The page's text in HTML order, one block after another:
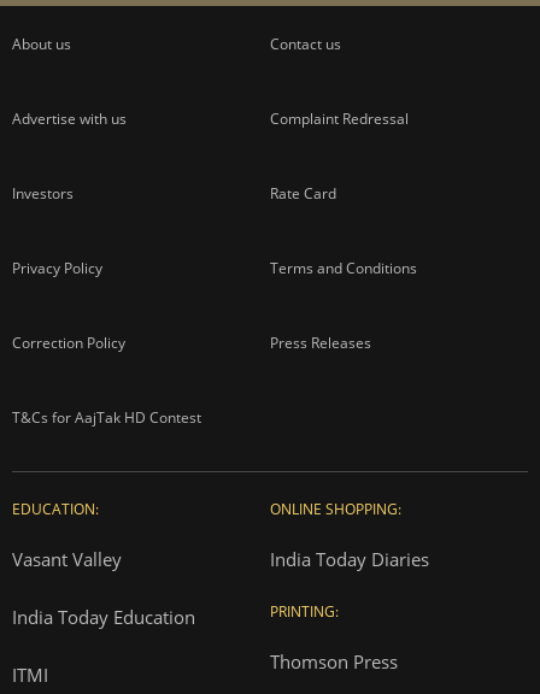
About us Contact us
Advertise with us Complaint Redressal
Investors Rate Card
Privacy Policy Terms and Conditions
Correction Policy Press Releases
T&Cs for AajTak HD Contest
EDUCATION:
Vasant Valley
India Today Education
ITMI
ONLINE SHOPPING:
India Today Diaries
PRINTING:
Thomson Press